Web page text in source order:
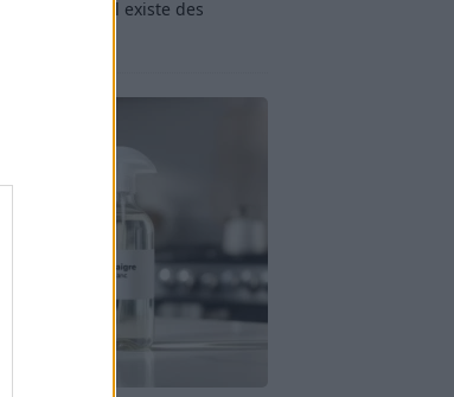
vous : il existe des